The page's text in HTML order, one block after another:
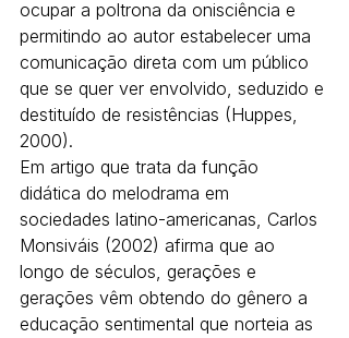
ocupar a poltrona da onisciência e
permitindo ao autor estabelecer uma
comunicação direta com um público
que se quer ver envolvido, seduzido e
destituído de resistências (Huppes,
2000).
Em artigo que trata da função
didática do melodrama em
sociedades latino-americanas, Carlos
Monsiváis (2002) afirma que ao
longo de séculos, gerações e
gerações vêm obtendo do gênero a
educação sentimental que norteia as